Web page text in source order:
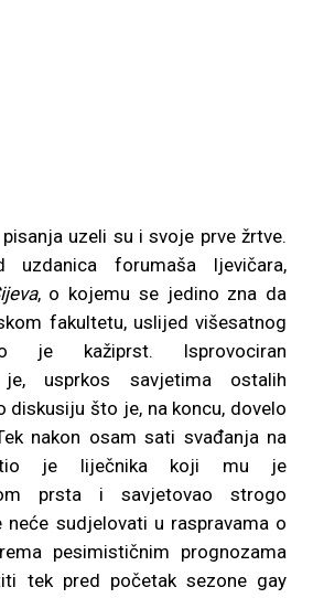
uzeli su i svoje prve žrtve.
uzdanica forumaša ljevičara,
, o kojemu se jedino zna da
fakultetu, uslijed višesatnog
je kažiprst. Isprovociran
usprkos savjetima ostalih
diskusiju što je, na koncu, dovelo
nakon osam sati svađanja na
je liječnika koji mu je
prsta i savjetovao strogo
neće sudjelovati u raspravama o
pesimističnim prognozama
tek pred početak sezone gay